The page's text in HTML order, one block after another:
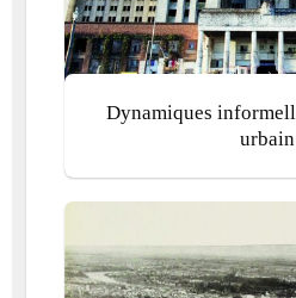
Dynamiques
urbain